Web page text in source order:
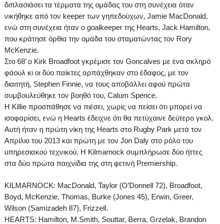
διπλασιάσει τα τέρματα της ομάδας του στη συνέχεια όταν
νικήθηκε από τον keeperτων γηπεδούχων, Jamie MacDonald,
ενώ στη συνέχεια ήταν ο goalkeeperτης Hearts, Jack Hamilton,
που κράτησε όρθια την ομάδα του σταματώντας τον Rory
McKenzie.
Στο 68’ο Kirk Broadfootγκρέμισε τον Goncalves με ένα σκληρό
φάουλ κι οι δύο παίκτες αρπάχθηκαν στο έδαφος, με τον
διαιτητή, Stephen Finnie, να τους αποβάλλει αφού πρώτα
συμβουλεύθηκε τον βοηθό του, Calum Spence.
Η Killieπροσπάθησε να πιέσει, χωρίς να πείσει ότι μπορεί να
ισοφαρίσει, ενώ η Hearts έδειχνε ότι θα πετύχαινε δεύτερο γκολ.
Αυτή ήταν η πρώτη νίκη της Hearts στο Rugby Park μετά τον
Απρίλιο του 2013 και πρώτη με τον Jon Dalyστο ρόλο του
υπηρεσιακού τεχνικού. Η Kilmarnock συμπλήρωσε δύο ήττες
στα δύο πρώτα παιχνίδια της στη φετινή Premiership.
KILMARNOCK: MacDonald, Taylor (O’Donnell 72), Broadfoot,
Boyd, McKenzie, Thomas, Burke (Jones 45), Erwin, Greer,
Wilson (Samizadeh 87), Frizzell.
HEARTS: Hamilton, M.Smith, Souttar, Berra, Grzelak, Brandon